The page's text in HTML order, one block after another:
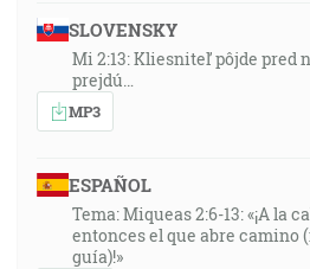
SLOVENSKY
Mi 2:13: Kliesniteľ pôjde pred
prejdú…
MP3
ESPAÑOL
Tema: Miqueas 2:6-13: «¡A la
entonces el que abre camino
guía)!»